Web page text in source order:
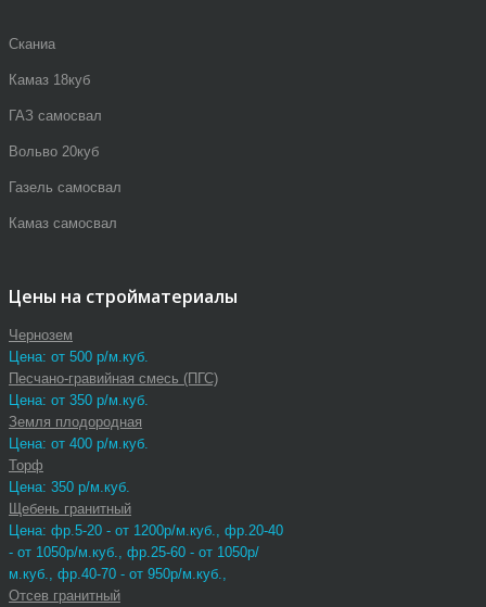
Сканиа
Камаз 18куб
ГАЗ самосвал
Вольво 20куб
Газель самосвал
Камаз самосвал
Цены на стройматериалы
Чернозем
Цена: от 500 р/м.куб.
Песчано-гравийная смесь (ПГС)
Цена: от 350 р/м.куб.
Земля плодородная
Цена: от 400 р/м.куб.
Торф
Цена: 350 р/м.куб.
Щебень гранитный
Цена: фр.5-20 - от 1200р/м.куб., фр.20-40
- от 1050р/м.куб., фр.25-60 - от 1050р/
м.куб., фр.40-70 - от 950р/м.куб.,
Отсев гранитный